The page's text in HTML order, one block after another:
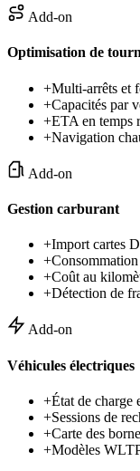
Add-on
Optimisation de
+Multi-arrêts et
+Capacités par
+ETA en temps
+Navigation
Add-on
Gestion carburant
+Import cartes
+
+Coût au
+Détection de
Add-on
Véhicules électriques
+État de charge
+Sessions de
+Carte des
+Modèles